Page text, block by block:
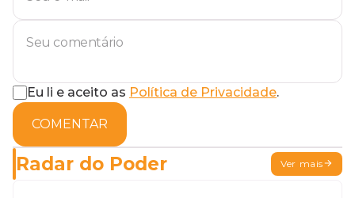
Eu li e aceito as Política de Privacidade.
COMENTAR
Radar do Poder Ver mais